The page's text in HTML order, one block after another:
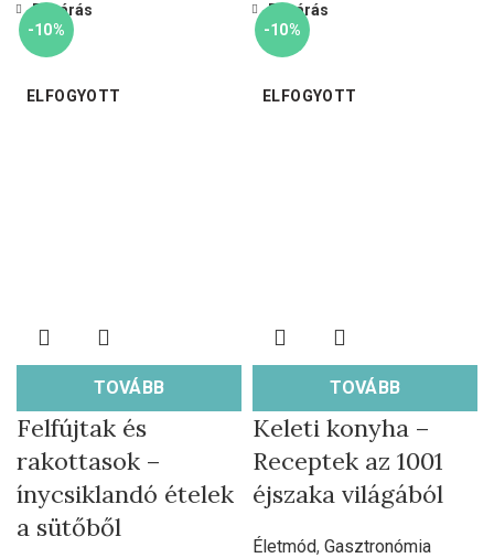
-10%
ELFOGYOTT
TOVÁBB
Bezárás
Felfújtak és
rakottasok –
ínycsiklandó ételek
a sütőből
-10%
ELFOGYOTT
TOVÁBB
Bezárás
Keleti konyha –
Receptek az 1001
éjszaka világából
Életmód, Gasztronómia